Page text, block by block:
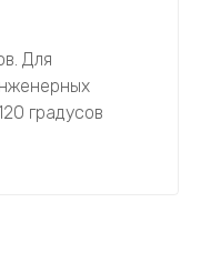
Для
градусов